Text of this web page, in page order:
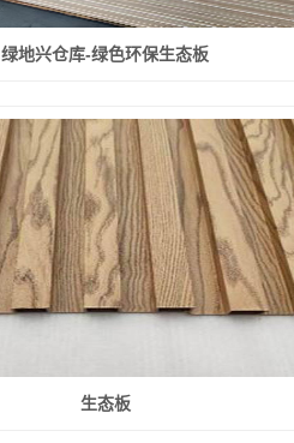
绿地兴仓库-绿色环保生态板
生态板